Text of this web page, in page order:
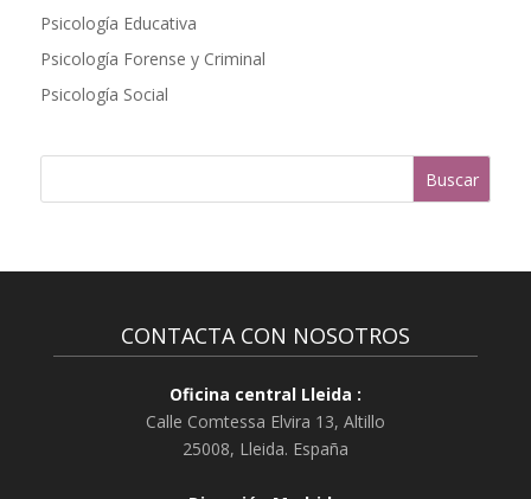
i
v
e
Psicología Educativa
Psicología Forense y Criminal
Psicología Social
CONTACTA CON NOSOTROS
Oficina central Lleida :
Calle Comtessa Elvira 13, Altillo
25008, Lleida. España